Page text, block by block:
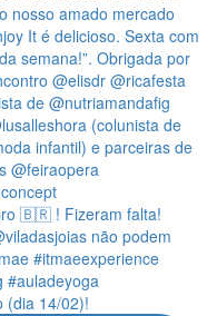
(dia 14/02)!